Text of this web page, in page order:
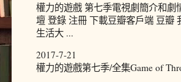
權力的遊戲 第七季電視劇簡介和
壇 登錄 注冊 下載豆瓣客戶端 豆瓣
生活大 ...
2017-7-21
權力的遊戲第七季/全集Game of